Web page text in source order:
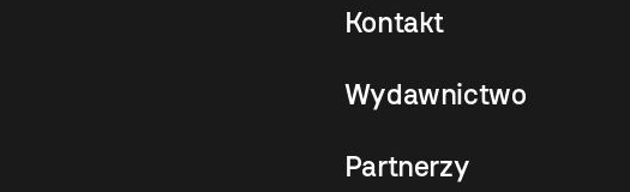
Kontakt
Wydawnictwo
Partnerzy